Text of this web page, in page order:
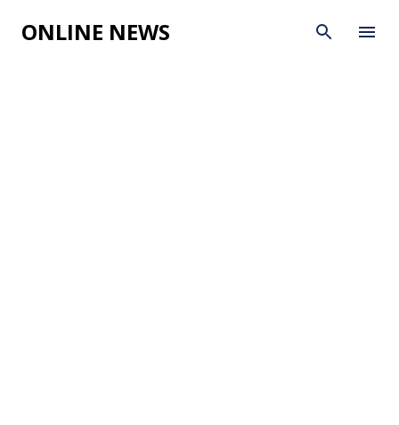
Skip to main content
ONLINE NEWS